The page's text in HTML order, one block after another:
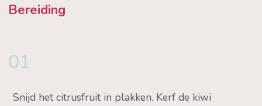
Bereiding
01
Snijd het citrusfruit in plakken. Kerf de kiwi